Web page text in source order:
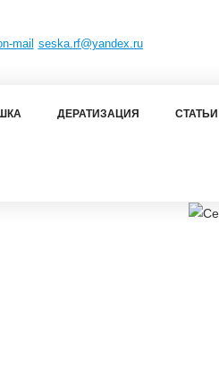
seska.rf@yandex.ru
ДЕРАТИЗАЦИЯ СТАТЬИ